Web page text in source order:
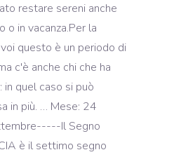
restare sereni anche
o in vacanza.Per la
questo è un periodo di
c'è anche chi che ha
quel caso si può
in più. … Mese: 24
Il Segno
è il settimo segno